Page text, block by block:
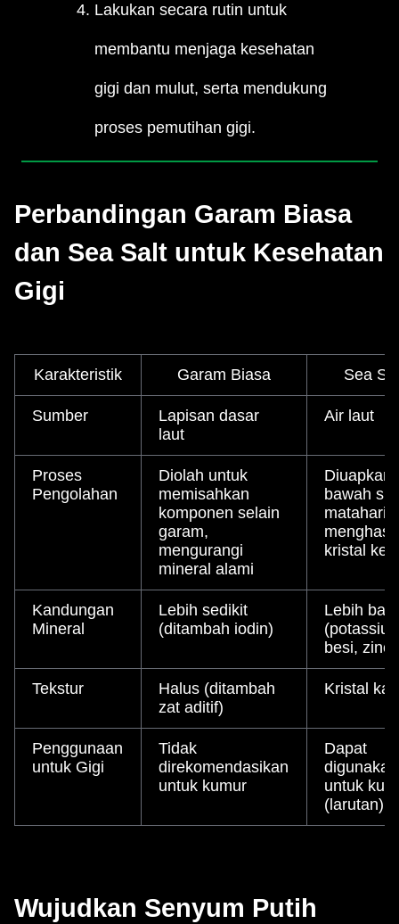
Lakukan secara rutin untuk
membantu menjaga kesehatan
gigi dan mulut, serta mendukung
proses pemutihan gigi.
Perbandingan Garam Biasa
dan Sea Salt untuk Kesehatan
Gigi
Karakteristik Garam Biasa Sea
Sumber
Lapisan dasar
laut
Air laut
Proses
Pengolahan
Diolah untuk
memisahkan
komponen selain
garam,
mengurangi
mineral alami
Diuapkan
bawah
matahari,
kristal
Kandungan
Mineral
Lebih sedikit
(ditambah iodin)
Lebih
besi, zinc)
Tekstur
Halus (ditambah
zat aditif)
Kristal
Penggunaan
untuk Gigi
Tidak
direkomendasikan
untuk kumur
Dapat
digunakan
untuk
(larutan)
Wujudkan Senyum Putih